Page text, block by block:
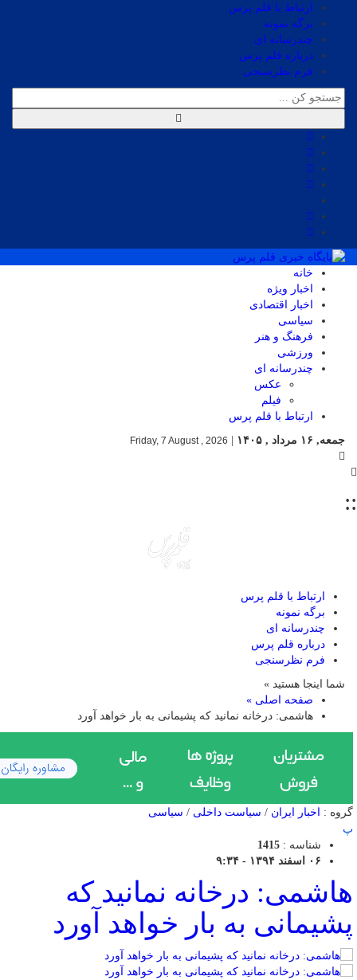
ارتباط با قلم پرس
برگه نمونه
چندرسانه ای
درباره قلم پرس
فرم نظرسنجی
خانه
اخبار ویژه
اخبار اقتصادی
سیاسی
فرهنگ و هنر
ورزشی
چندرسانه ای
عکس
فیلم
ارتباط با قلم پرس
جمعه, ۱۶ مرداد , ۱۴۰۵
Friday, 7 August , 2026
::
ارتباط با قلم پرس
برگه نمونه
چندرسانه ای
درباره قلم پرس
فرم نظرسنجی
شما اینجا هستید »
صفحه اصلی »
هاشمی: درخانه نمانید که پشیمانی به بار خواهد آورد
گروه : اخبار ایران / سیاست داخلی / سیاسی
پ
شناسه : 1415
۰۶ اسفند ۱۳۹۴ - ۹:۳۴
هاشمی: درخانه نمانید که
پشیمانی به بار خواهد آورد